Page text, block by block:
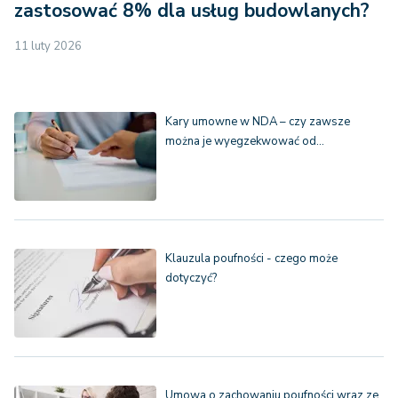
zastosować 8% dla usług budowlanych?
11 luty 2026
Kary umowne w NDA – czy zawsze
można je wyegzekwować od…
Klauzula poufności - czego może
dotyczyć?